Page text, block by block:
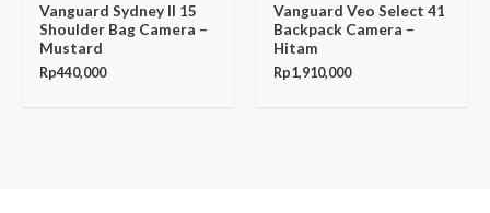
Vanguard Sydney II 15
Shoulder Bag Camera –
Mustard
Rp440,000
Vanguard Veo Select 41
Backpack Camera –
Hitam
Rp1,910,000